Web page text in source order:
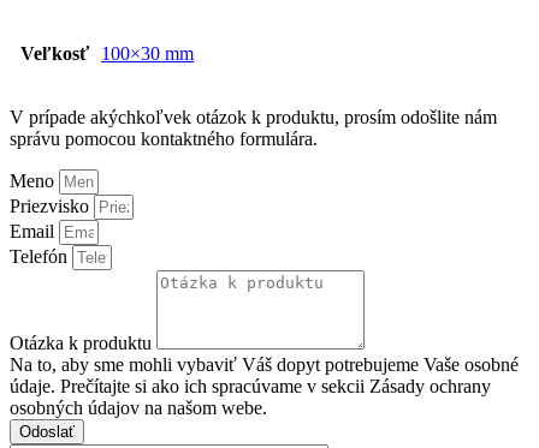
Veľkosť 100×30 mm
V prípade akýchkoľvek otázok k produktu, prosím odošlite nám
správu pomocou kontaktného formulára.
Meno
Priezvisko
Email
Telefón
Otázka k produktu
Na to, aby sme mohli vybaviť Váš dopyt potrebujeme Vaše osobné
údaje. Prečítajte si ako ich spracúvame v sekcii Zásady ochrany
osobných údajov na našom webe.
Odoslať